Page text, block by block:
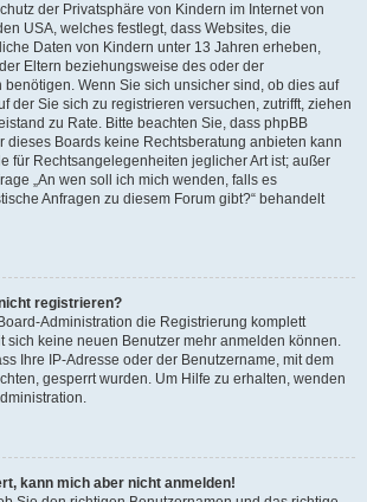
der Privatsphäre von Kindern im Internet von
USA, welches festlegt, dass Websites, die
Daten von Kindern unter 13 Jahren erheben,
Eltern beziehungsweise des oder der
benötigen. Wenn Sie sich unsicher sind, ob dies auf
der Sie sich zu registrieren versuchen, zutrifft, ziehen
zu Rate. Bitte beachten Sie, dass phpBB
dieses Boards keine Rechtsberatung anbieten kann
für Rechtsangelegenheiten jeglicher Art ist; außer
„An wen soll ich mich wenden, falls es
Anfragen zu diesem Forum gibt?“ behandelt
registrieren?
Administration die Registrierung komplett
sich keine neuen Benutzer mehr anmelden können.
Ihre IP-Adresse oder der Benutzername, mit dem
gesperrt wurden. Um Hilfe zu erhalten, wenden
kann mich aber nicht anmelden!